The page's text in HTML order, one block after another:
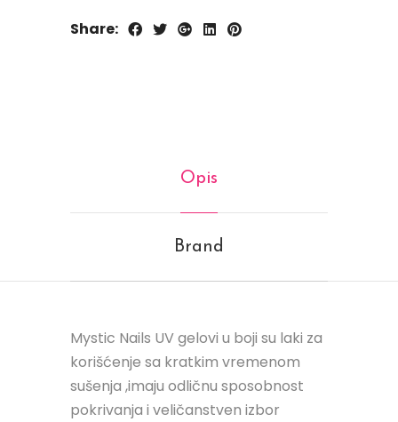
Share:
Opis
Brand
Mystic Nails UV gelovi u boji su laki za
korišćenje sa kratkim vremenom
sušenja ,imaju odličnu sposobnost
pokrivanja i veličanstven izbor